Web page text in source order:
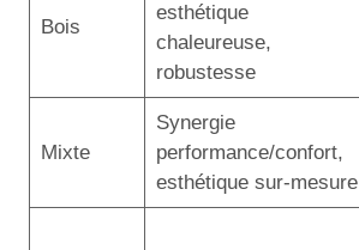
Bois
esthétique
chaleureuse,
robustesse
Mixte
Synergie
performance/confort,
esthétique sur-mesure